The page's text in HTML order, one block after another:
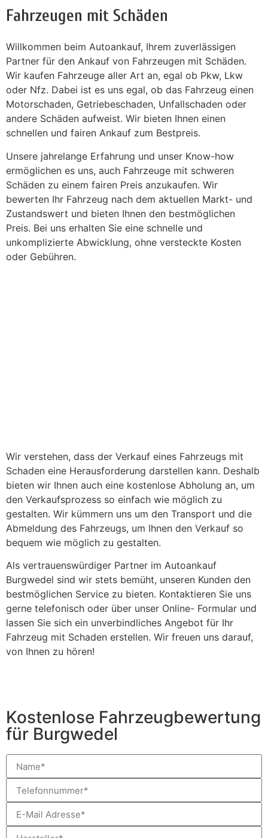
Fahrzeugen mit Schäden
Willkommen beim Autoankauf, Ihrem zuverlässigen
Partner für den Ankauf von Fahrzeugen mit Schäden.
Wir kaufen Fahrzeuge aller Art an, egal ob Pkw, Lkw
oder Nfz. Dabei ist es uns egal, ob das Fahrzeug einen
Motorschaden, Getriebeschaden, Unfallschaden oder
andere Schäden aufweist. Wir bieten Ihnen einen
schnellen und fairen Ankauf zum Bestpreis.
Unsere jahrelange Erfahrung und unser Know-how
ermöglichen es uns, auch Fahrzeuge mit schweren
Schäden zu einem fairen Preis anzukaufen. Wir
bewerten Ihr Fahrzeug nach dem aktuellen Markt- und
Zustandswert und bieten Ihnen den bestmöglichen
Preis. Bei uns erhalten Sie eine schnelle und
unkomplizierte Abwicklung, ohne versteckte Kosten
oder Gebühren.
Wir verstehen, dass der Verkauf eines Fahrzeugs mit
Schaden eine Herausforderung darstellen kann. Deshalb
bieten wir Ihnen auch eine kostenlose Abholung an, um
den Verkaufsprozess so einfach wie möglich zu
gestalten. Wir kümmern uns um den Transport und die
Abmeldung des Fahrzeugs, um Ihnen den Verkauf so
bequem wie möglich zu gestalten.
Als vertrauenswürdiger Partner im Autoankauf
Burgwedel sind wir stets bemüht, unseren Kunden den
bestmöglichen Service zu bieten. Kontaktieren Sie uns
gerne telefonisch oder über unser Online- Formular und
lassen Sie sich ein unverbindliches Angebot für Ihr
Fahrzeug mit Schaden erstellen. Wir freuen uns darauf,
von Ihnen zu hören!
Kostenlose Fahrzeugbewertung
für Burgwedel